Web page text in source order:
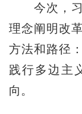
今次，习
理念阐明改
方法和路径
践行多边主
向。